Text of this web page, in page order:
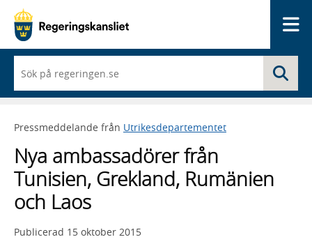
du
börjar
skriva
framträder
lista
med
sökförslag
Pressmeddelande från Utrikesdepartementet
Nya ambassadörer från
Tunisien, Grekland, Rumänien
och Laos
Publicerad 15 oktober 2015